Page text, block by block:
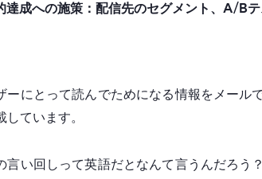
達成への施策：配信先のセグメント、A/Bテ
ーにとって読んでためになる情報をメール
しています。
言い回しって英語だとなんて言うんだろ